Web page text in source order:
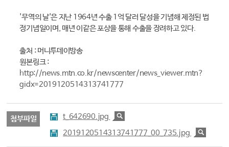
'무역의 날'은 지난 1964년 수출 1억 달러 달성을 기념해 제정된 법
정기념일이며, 매년 이같은 포상을 통해 수출을 장려하고 있다.
출처 : 머니투데이방송
원본링크 :
http://news.mtn.co.kr/newscenter/news_viewer.mtn?
gidx=2019120514313741777
첨부파일
t_642690.jpg
2019120514313741777_00_735.jpg